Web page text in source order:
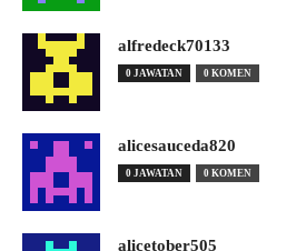
alfredeck70133
0 JAWATAN 0 KOMEN
alicesauceda820
0 JAWATAN 0 KOMEN
alicetober505